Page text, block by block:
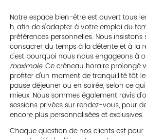
Notre espace bien-être est ouvert tous
h, afin de s'adapter à votre emploi du
préférences personnelles. Nous
consacrer du temps à la détente et à la
c'est pourquoi nous nous engageons à
maximale. Ce créneau horaire prolongé
profiter d'un moment de tranquillité tôt
pause déjeuner ou en soirée, selon ce
mieux. Nous sommes également ravis
sessions privées sur rendez-vous, pour
encore plus personnalisées et exclusives.
Chaque question de nos clients est